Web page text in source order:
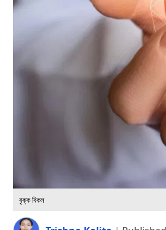
বৃক্ক বিকল